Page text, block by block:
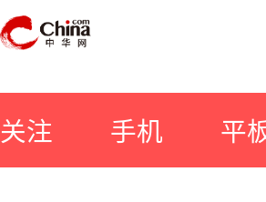
关注 手机 平